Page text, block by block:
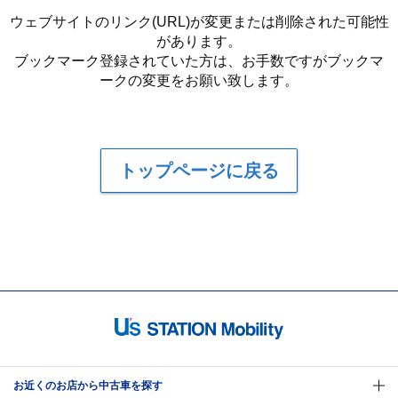
ウェブサイトのリンク(URL)が変更または削除された可能性
があります。
ブックマーク登録されていた方は、お手数ですがブックマ
ークの変更をお願い致します。
トップページに戻る
お近くのお店から中古車を探す